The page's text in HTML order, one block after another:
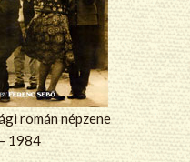
román népzene
1984